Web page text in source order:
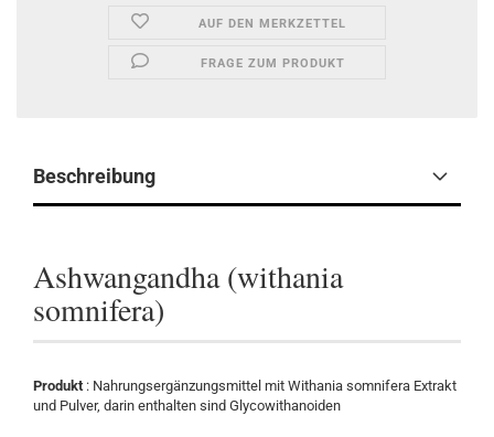
AUF DEN MERKZETTEL
FRAGE ZUM PRODUKT
Beschreibung
Ashwangandha (withania
somnifera)
Produkt : Nahrungsergänzungsmittel mit Withania somnifera Extrakt
und Pulver, darin enthalten sind Glycowithanoiden